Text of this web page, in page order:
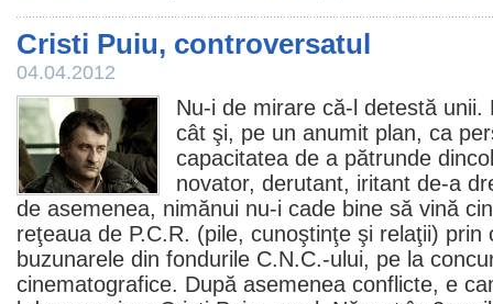
Cristi Puiu, controversatul
04.04.2012
Nu-i de mirare că-l detestă
cât şi, pe un anumit plan, ca
capacitatea de a pătrunde
novator, derutant, iritant de-a
de asemenea, nimănui nu-i cade bine să vină
reţeaua de P.C.R. (pile, cunoştinţe şi relaţii)
buzunarele din fondurile C.N.C.-ului, pe la
cinematografice. După asemenea conflicte, e